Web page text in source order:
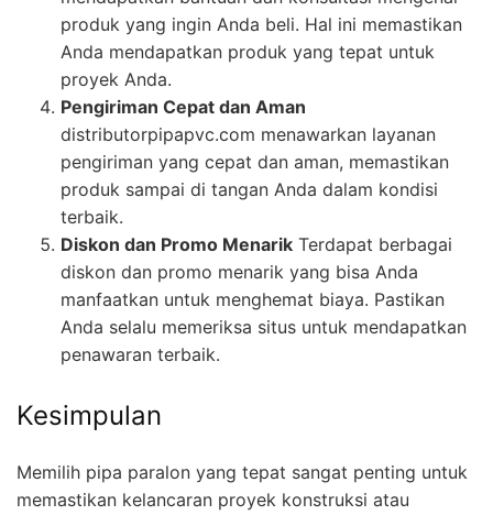
produk yang ingin Anda beli. Hal ini memastikan
Anda mendapatkan produk yang tepat untuk
proyek Anda.
Pengiriman Cepat dan Aman
distributorpipapvc.com menawarkan layanan
pengiriman yang cepat dan aman, memastikan
produk sampai di tangan Anda dalam kondisi
terbaik.
Diskon dan Promo Menarik Terdapat berbagai
diskon dan promo menarik yang bisa Anda
manfaatkan untuk menghemat biaya. Pastikan
Anda selalu memeriksa situs untuk mendapatkan
penawaran terbaik.
Kesimpulan
Memilih pipa paralon yang tepat sangat penting untuk
memastikan kelancaran proyek konstruksi atau